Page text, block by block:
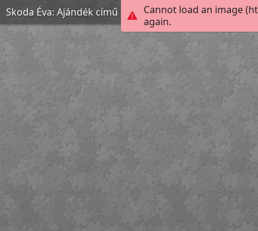
Cannot load an image
again.
Skoda Éva: Ajándék című diófapác rajza